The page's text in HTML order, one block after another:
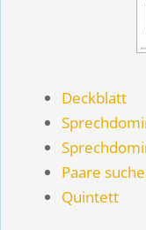
Deckblatt
Paare
Quintett